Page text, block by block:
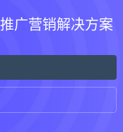
广营销解决方案